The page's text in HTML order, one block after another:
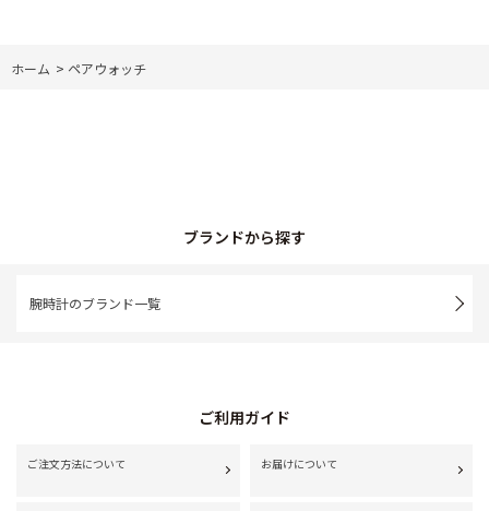
ホーム > ペアウォッチ
ブランドから探す
腕時計のブランド一覧
ご利用ガイド
ご注文方法について お届けについて